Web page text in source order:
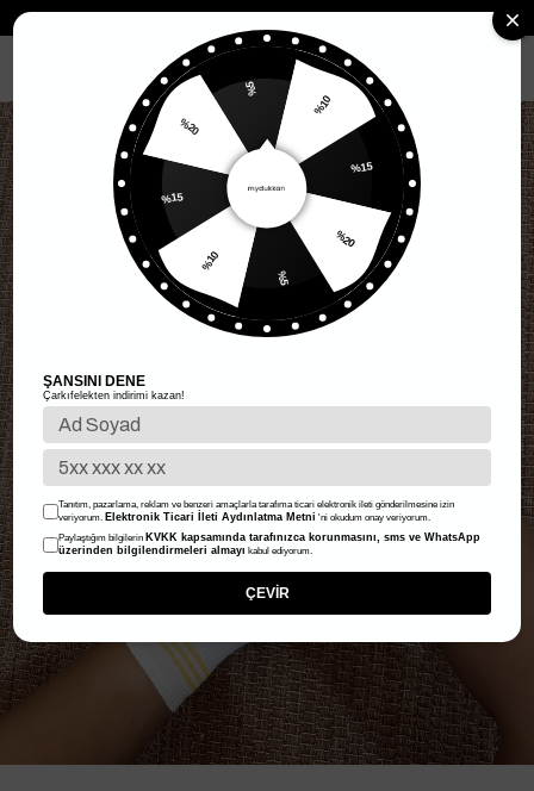
Kadın Aksesuar
%10
%20
%10
%20
ŞANSINI DENE
Çarkıfelekten indirimi kazan!
Tanıtım, pazarlama, reklam ve benzeri amaçlarla tarafıma ticari elektronik ileti gönderilmesine izin
veriyorum. Elektronik Ticari İleti Aydınlatma Metni 'ni okudum onay veriyorum.
Paylaştığım bilgilerin KVKK kapsamında tarafınızca korunmasını, sms ve WhatsApp
üzerinden bilgilendirmeleri almayı kabul ediyorum.
ÇEVİR